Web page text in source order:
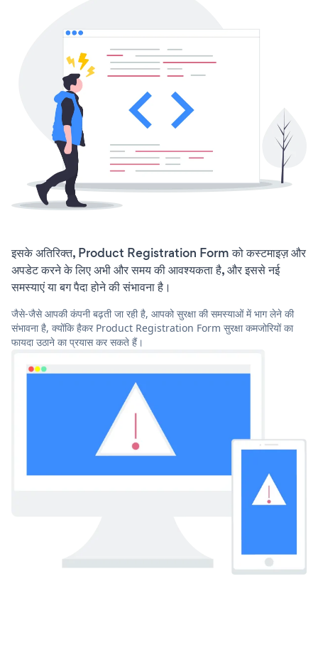
इसके अतिरिक्त, Product Registration Form को कस्टमाइज़ और
अपडेट करने के लिए अभी और समय की आवश्यकता है, और इससे नई
समस्याएं या बग पैदा होने की संभावना है।
जैसे-जैसे आपकी कंपनी बढ़ती जा रही है, आपको सुरक्षा की समस्याओं में भाग लेने की
संभावना है, क्योंकि हैकर Product Registration Form सुरक्षा कमजोरियों का
फायदा उठाने का प्रयास कर सकते हैं।